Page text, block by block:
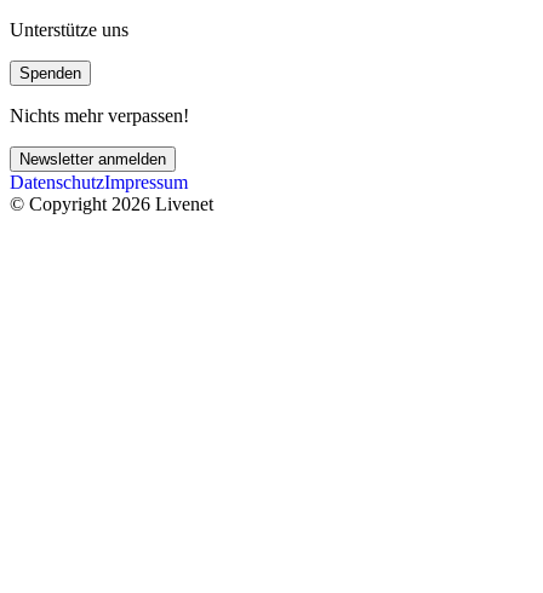
Unterstütze uns
Spenden
Nichts mehr verpassen!
Newsletter anmelden
DatenschutzImpressum
© Copyright 2026 Livenet